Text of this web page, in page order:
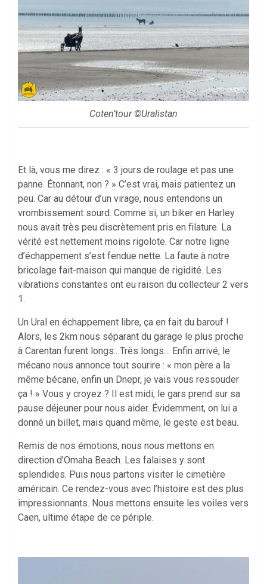
Coten’tour ©Uralistan
Et là, vous me direz : « 3 jours de roulage et pas une
panne. Étonnant, non ? » C’est vrai, mais patientez un
peu. Car au détour d’un virage, nous entendons un
vrombissement sourd. Comme si, un biker en Harley
nous avait très peu discrètement pris en filature. La
vérité est nettement moins rigolote. Car notre ligne
d’échappement s’est fendue nette. La faute à notre
bricolage fait-maison qui manque de rigidité. Les
vibrations constantes ont eu raison du collecteur 2 vers
1.
Un Ural en échappement libre, ça en fait du barouf !
Alors, les 2km nous séparant du garage le plus proche
à Carentan furent longs.. Très longs… Enfin arrivé, le
mécano nous annonce tout sourire : « mon père a la
même bécane, enfin un Dnepr, je vais vous ressouder
ça ! » Vous y croyez ? Il est midi, le gars prend sur sa
pause déjeuner pour nous aider. Évidemment, on lui a
donné un billet, mais quand même, le geste est beau.
Remis de nos émotions, nous nous mettons en
direction d’Omaha Beach. Les falaises y sont
splendides. Puis nous partons visiter le cimetière
américain. Ce rendez-vous avec l’histoire est des plus
impressionnants. Nous mettons ensuite les voiles vers
Caen, ultime étape de ce périple.